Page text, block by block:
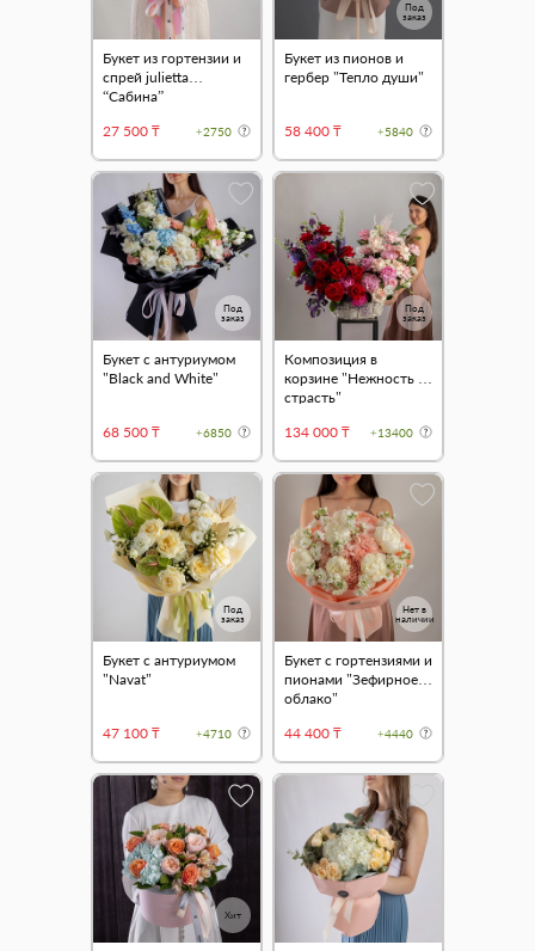
Букет из гортензии и
спрей julietta
“Сабина”
27 500 ₸
+2750
Под
заказ
Букет из пионов и
гербер "Тепло души"
58 400 ₸ +5840
Под
заказ
Букет с антуриумом
"Black and White"
68 500 ₸ +6850
Под
заказ
Композиция в
корзине "Нежность и
страсть"
134 000 ₸
+13400
Под
заказ
Букет с антуриумом
"Navat"
47 100 ₸ +4710
Нет в
наличии
Букет с гортензиями и
пионами "Зефирное
облако"
44 400 ₸
+4440
Хит